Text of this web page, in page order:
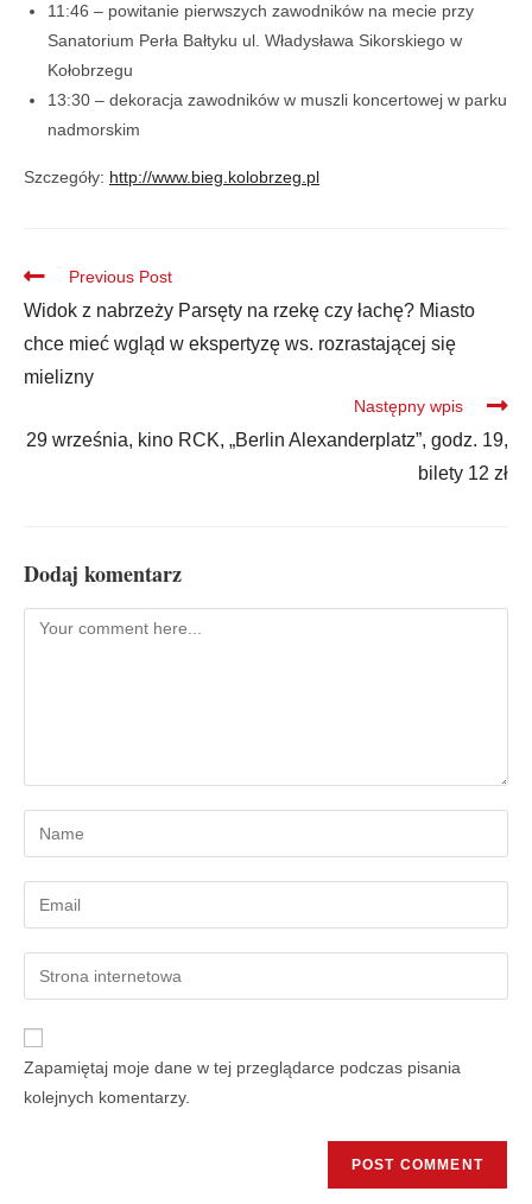
11:46 – powitanie pierwszych zawodników na mecie przy
Sanatorium Perła Bałtyku ul. Władysława Sikorskiego w
Kołobrzegu
13:30 – dekoracja zawodników w muszli koncertowej w parku
nadmorskim
Szczegóły: http://www.bieg.kolobrzeg.pl
Previous Post
Widok z nabrzeży Parsęty na rzekę czy łachę? Miasto
chce mieć wgląd w ekspertyzę ws. rozrastającej się
mielizny
Następny wpis
29 września, kino RCK, „Berlin Alexanderplatz”, godz. 19,
bilety 12 zł
Dodaj komentarz
Zapamiętaj moje dane w tej przeglądarce podczas pisania
kolejnych komentarzy.